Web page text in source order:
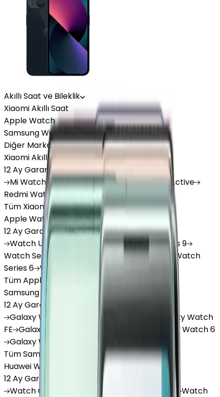
Akıllı Saat ve Bileklik
Xiaomi Akıllı Saat
Apple Watch
Samsung Watch
Diğer Markalar
Xiaomi Akıllı Saat
12 Ay Garanti•6 Taksit
MiWatch MiWatch Lite RedmiWatch 3 Active
RedmiWatch 5 Lite RedmiWatch 5 Active
Tüm Xiaomi Akıllı Saat'lar
Apple Watch
12 Ay Garanti•6 Taksit
Watch Ultra Series 10 WatchSeries 9
WatchSeries 8 Series 7 Watch
Watch
Series 6 Watch
Tüm Apple Watch'lar
Samsung Watch
12 Ay Garanti
GalaxyWatch 7 Galaxy GalaxyWatch
FE Galaxy GalaxyWatch 6
GalaxyWatch8
Tüm Samsung Watch'lar
Huawei Watch
12 Ay Garanti
WatchGT 4 GT 5 GT 5 Pro
Watch